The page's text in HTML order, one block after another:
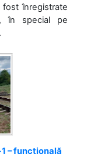
înregistrate
în special pe
– funcțională